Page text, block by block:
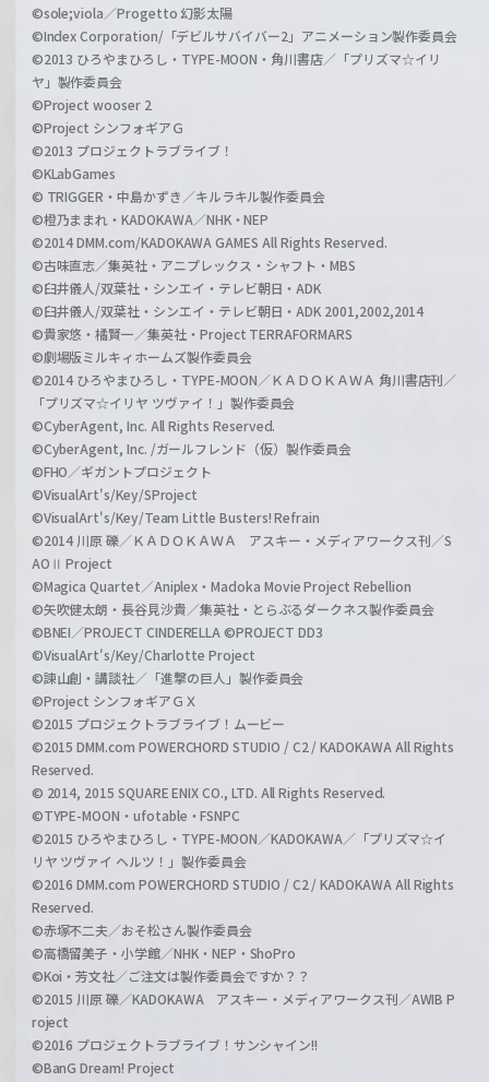
©sole;viola／Progetto 幻影太陽
©Index Corporation/「デビルサバイバー2」アニメーション製作委員会
©2013 ひろやまひろし・TYPE-MOON・角川書店／「プリズマ☆イリ
ヤ」製作委員会
©Project wooser 2
©Project シンフォギアＧ
©2013 プロジェクトラブライブ！
©KLabGames
© TRIGGER・中島かずき／キルラキル製作委員会
©橙乃ままれ・KADOKAWA／NHK・NEP
©2014 DMM.com/KADOKAWA GAMES All Rights Reserved.
©古味直志／集英社・アニプレックス・シャフト・MBS
©臼井儀人/双葉社・シンエイ・テレビ朝日・ADK
©臼井儀人/双葉社・シンエイ・テレビ朝日・ADK 2001,2002,2014
©貴家悠・橘賢一／集英社・Project TERRAFORMARS
©劇場版ミルキィホームズ製作委員会
©2014 ひろやまひろし・TYPE-MOON／ＫＡＤＯＫＡＷＡ 角川書店刊／
「プリズマ☆イリヤ ツヴァイ！」製作委員会
©CyberAgent, Inc. All Rights Reserved.
©CyberAgent, Inc. /ガールフレンド（仮）製作委員会
©FHO／ギガントプロジェクト
©VisualArt's/Key/SProject
©VisualArt's/Key/Team Little Busters! Refrain
©2014 川原 礫／ＫＡＤＯＫＡＷＡ アスキー・メディアワークス刊／S
AOⅡ Project
©Magica Quartet／Aniplex・Madoka Movie Project Rebellion
©矢吹健太朗・長谷見沙貴／集英社・とらぶるダークネス製作委員会
©BNEI／PROJECT CINDERELLA ©PROJECT DD3
©VisualArt's/Key/Charlotte Project
©諫山創・講談社／「進撃の巨人」製作委員会
©Project シンフォギアＧＸ
©2015 プロジェクトラブライブ！ムービー
©2015 DMM.com POWERCHORD STUDIO / C2 / KADOKAWA All Rights
Reserved.
© 2014, 2015 SQUARE ENIX CO., LTD. All Rights Reserved.
©TYPE-MOON・ufotable・FSNPC
©2015 ひろやまひろし・TYPE-MOON／KADOKAWA／「プリズマ☆イ
リヤ ツヴァイ ヘルツ！」製作委員会
©2016 DMM.com POWERCHORD STUDIO / C2 / KADOKAWA All Rights
Reserved.
©赤塚不二夫／おそ松さん製作委員会
©高橋留美子・小学館／NHK・NEP・ShoPro
©Koi・芳文社／ご注文は製作委員会ですか？？
©2015 川原 礫／KADOKAWA アスキー・メディアワークス刊／AWIB P
roject
©2016 プロジェクトラブライブ！サンシャイン!!
©BanG Dream! Project